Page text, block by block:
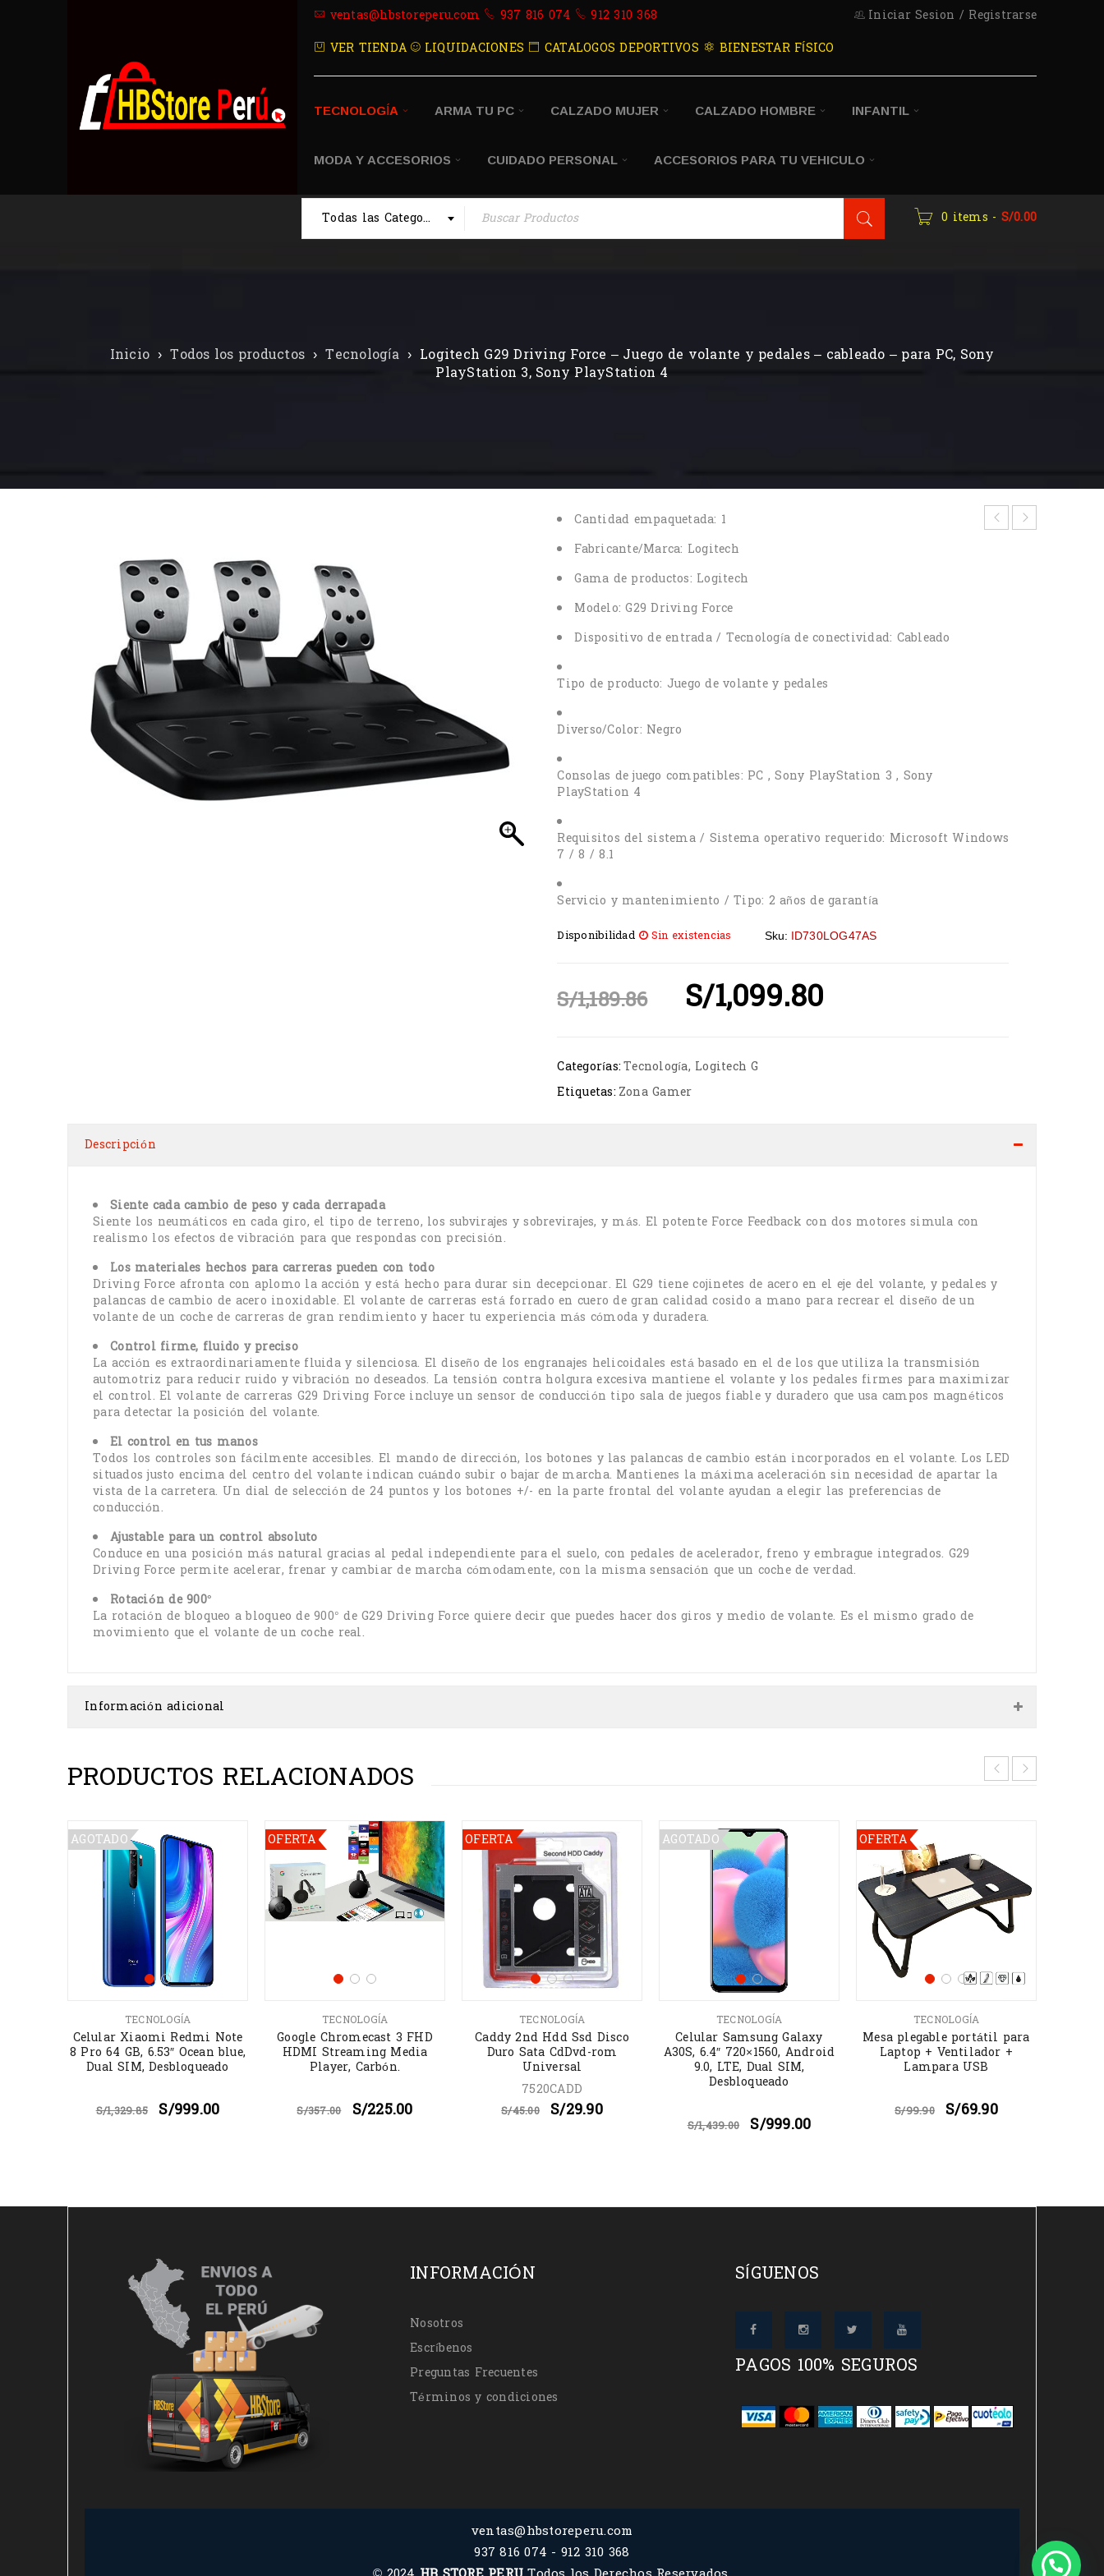
ventas@hbstoreperu.com 937 816 074
912 310 368
VER TIENDA
LIQUIDACIONES CATALOGOS DEPORTIVOS BIENESTAR FÍSICO
Iniciar Sesion / Registrarse
TECNOLOGÍA ARMA TU PC CALZADO MUJER CALZADO HOMBRE INFANTIL
MODA Y ACCESORIOS CUIDADO PERSONAL ACCESORIOS PARA TU VEHICULO
Todas las Categorias 0 items - S/0.00
Inicio › Todos los productos › Tecnología › Logitech G29 Driving Force – Juego de volante y pedales – cableado – para PC, Sony
PlayStation 3, Sony PlayStation 4
Cantidad empaquetada: 1
Fabricante/Marca: Logitech
Gama de productos: Logitech
Modelo: G29 Driving Force
Dispositivo de entrada / Tecnología de conectividad: Cableado
Tipo de producto: Juego de volante y pedales
Diverso/Color: Negro
Consolas de juego compatibles: PC , Sony PlayStation 3 , Sony
PlayStation 4
Requisitos del sistema / Sistema operativo requerido: Microsoft Windows
7 / 8 / 8.1
Servicio y mantenimiento / Tipo: 2 años de garantía
Disponibilidad Sin existencias Sku: ID730LOG47AS
S/1,189.86 S/1,099.80
Categorías:Tecnología, Logitech G
Etiquetas: Zona Gamer
Descripción
Siente cada cambio de peso y cada derrapada
Siente los neumáticos en cada giro, el tipo de terreno, los subvirajes y sobrevirajes, y más. El potente Force Feedback con dos motores simula con
realismo los efectos de vibración para que respondas con precisión.
Los materiales hechos para carreras pueden con todo
Driving Force afronta con aplomo la acción y está hecho para durar sin decepcionar. El G29 tiene cojinetes de acero en el eje del volante, y pedales y
palancas de cambio de acero inoxidable. El volante de carreras está forrado en cuero de gran calidad cosido a mano para recrear el diseño de un
volante de un coche de carreras de gran rendimiento y hacer tu experiencia más cómoda y duradera.
Control firme, fluido y preciso
La acción es extraordinariamente fluida y silenciosa. El diseño de los engranajes helicoidales está basado en el de los que utiliza la transmisión
automotriz para reducir ruido y vibración no deseados. La tensión contra holgura excesiva mantiene el volante y los pedales firmes para maximizar
el control. El volante de carreras G29 Driving Force incluye un sensor de conducción tipo sala de juegos fiable y duradero que usa campos magnéticos
para detectar la posición del volante.
El control en tus manos
Todos los controles son fácilmente accesibles. El mando de dirección, los botones y las palancas de cambio están incorporados en el volante. Los LED
situados justo encima del centro del volante indican cuándo subir o bajar de marcha. Mantienes la máxima aceleración sin necesidad de apartar la
vista de la carretera. Un dial de selección de 24 puntos y los botones +/- en la parte frontal del volante ayudan a elegir las preferencias de
conducción.
Ajustable para un control absoluto
Conduce en una posición más natural gracias al pedal independiente para el suelo, con pedales de acelerador, freno y embrague integrados. G29
Driving Force permite acelerar, frenar y cambiar de marcha cómodamente, con la misma sensación que un coche de verdad.
Rotación de 900°
La rotación de bloqueo a bloqueo de 900° de G29 Driving Force quiere decir que puedes hacer dos giros y medio de volante. Es el mismo grado de
movimiento que el volante de un coche real.
Información adicional
PRODUCTOS RELACIONADOS
AGOTADO
TECNOLOGÍA
Celular Xiaomi Redmi Note
8 Pro 64 GB, 6.53″ Ocean blue,
Dual SIM, Desbloqueado
S/1,329.85 S/999.00
OFERTA
TECNOLOGÍA
Google Chromecast 3 FHD
HDMI Streaming Media
Player, Carbón.
S/357.00 S/225.00
OFERTA
TECNOLOGÍA
Caddy 2nd Hdd Ssd Disco
Duro Sata CdDvd-rom
Universal
7520CADD
S/45.00 S/29.90
AGOTADO
TECNOLOGÍA
Celular Samsung Galaxy
A30S, 6.4″ 720×1560, Android
9.0, LTE, Dual SIM,
Desbloqueado
S/1,439.00 S/999.00
OFERTA
TECNOLOGÍA
Mesa plegable portátil para
Laptop + Ventilador +
Lampara USB
S/99.90 S/69.90
INFORMACIÓN
Nosotros
Escríbenos
Preguntas Frecuentes
Términos y condiciones
SÍGUENOS
PAGOS 100% SEGUROS
ventas@hbstoreperu.com
937 816 074 - 912 310 368